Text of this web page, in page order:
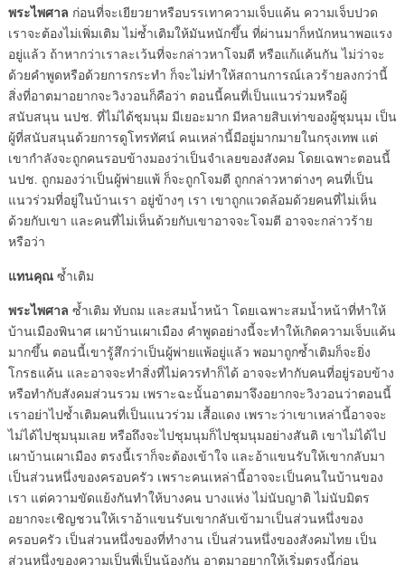
พระไพศาล ก่อนที่จะเยียวยาหรือบรรเทาความเจ็บแค้น ความเจ็บปวด
เราจะต้องไม่เพิ่มเติม ไม่ซ้ำเติมให้มันหนักขึ้น ที่ผ่านมาก็หนักหนาพอแรง
อยู่แล้ว ถ้าหากว่าเราละเว้นที่จะกล่าวหาโจมตี หรือแก้แค้นกัน ไม่ว่าจะ
ด้วยคำพูดหรือด้วยการกระทำ ก็จะไม่ทำให้สถานการณ์เลวร้ายลงกว่านี้
สิ่งที่อาตมาอยากจะวิงวอนก็คือว่า ตอนนี้คนที่เป็นแนวร่วมหรือผู้
สนับสนุน นปช. ที่ไม่ได้ชุมนุม มีเยอะมาก มีหลายสิบเท่าของผู้ชุมนุม เป็น
ผู้ที่สนับสนุนด้วยการดูโทรทัศน์ คนเหล่านี้มีอยู่มากมายในกรุงเทพ แต่
เขากำลังจะถูกคนรอบข้างมองว่าเป็นจำเลยของสังคม โดยเฉพาะตอนนี้
นปช. ถูกมองว่าเป็นผู้พ่ายแพ้ ก็จะถูกโจมตี ถูกกล่าวหาต่างๆ คนที่เป็น
แนวร่วมที่อยู่ในบ้านเรา อยู่ข้างๆ เรา เขาถูกแวดล้อมด้วยคนที่ไม่เห็น
ด้วยกับเขา และคนที่ไม่เห็นด้วยกับเขาอาจจะโจมตี อาจจะกล่าวร้าย
หรือว่า
แทนคุณซ้ำเติม
พระไพศาล ซ้ำเติม ทับถม และสมน้ำหน้า โดยเฉพาะสมน้ำหน้าที่ทำให้
บ้านเมืองพินาศ เผาบ้านเผาเมือง คำพูดอย่างนี้จะทำให้เกิดความเจ็บแค้น
มากขึ้น ตอนนี้เขารู้สึกว่าเป็นผู้พ่ายแพ้อยู่แล้ว พอมาถูกซ้ำเติมก็จะยิ่ง
โกรธแค้น และอาจจะทำสิ่งที่ไม่ควรทำก็ได้ อาจจะทำกับคนที่อยู่รอบข้าง
หรือทำกับสังคมส่วนรวม เพราะฉะนั้นอาตมาจึงอยากจะวิงวอนว่าตอนนี้
เราอย่าไปซ้ำเติมคนที่เป็นแนวร่วม เสื้อแดง เพราะว่าเขาเหล่านี้อาจจะ
ไม่ได้ไปชุมนุมเลย หรือถึงจะไปชุมนุมก็ไปชุมนุมอย่างสันติ เขาไม่ได้ไป
เผาบ้านเผาเมือง ตรงนี้เราก็จะต้องเข้าใจ และอ้าแขนรับให้เขากลับมา
เป็นส่วนหนึ่งของครอบครัว เพราะคนเหล่านี้อาจจะเป็นคนในบ้านของ
เรา แต่ความขัดแย้งกันทำให้บางคน บางแห่ง ไม่นับญาติ ไม่นับมิตร
อยากจะเชิญชวนให้เราอ้าแขนรับเขากลับเข้ามาเป็นส่วนหนึ่งของ
ครอบครัว เป็นส่วนหนึ่งของที่ทำงาน เป็นส่วนหนึ่งของสังคมไทย เป็น
ส่วนหนึ่งของความเป็นพี่เป็นน้องกัน อาตมาอยากให้เริ่มตรงนี้ก่อน